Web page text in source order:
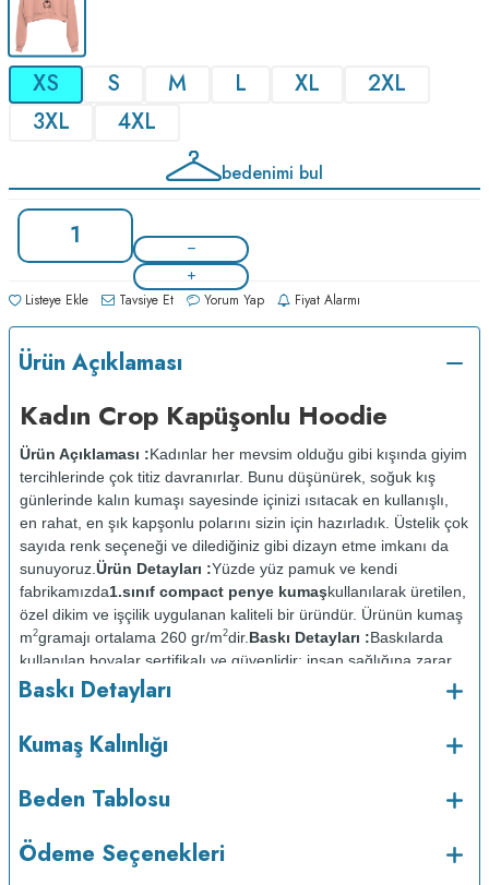
XS S M L XL
2XL
3XL
4XL
bedenimi bul
Listeye Ekle Tavsiye Et Yorum Yap Fiyat Alarmı
Ürün Açıklaması
Kadın Crop Kapüşonlu Hoodie
Ürün Açıklaması :Kadınlar her mevsim olduğu gibi kışında giyim
tercihlerinde çok titiz davranırlar. Bunu düşünürek, soğuk kış
günlerinde kalın kumaşı sayesinde içinizi ısıtacak en kullanışlı,
en rahat, en şık kapşonlu polarını sizin için hazırladık. Üstelik çok
sayıda renk seçeneği ve dilediğiniz gibi dizayn etme imkanı da
sunuyoruz. Ürün Detayları :Yüzde yüz pamuk ve kendi
fabrikamızda1.sınıf compact penye kumaşkullanılarak üretilen,
özel dikim ve işçilik uygulanan kaliteli bir üründür. Ürünün kumaş
m2gramajı ortalama 260 gr/m2dir. Baskı Detayları :Baskılarda
kullanılan boyalar sertifikalı ve güvenlidir; insan sağlığına zarar
vermez. Kumaş Kalınlığı :
yıkanır.Kuru temizleme yapılmaz.
Baskı Detayları
Kumaş Kalınlığı
Beden Tablosu
Ödeme Seçenekleri